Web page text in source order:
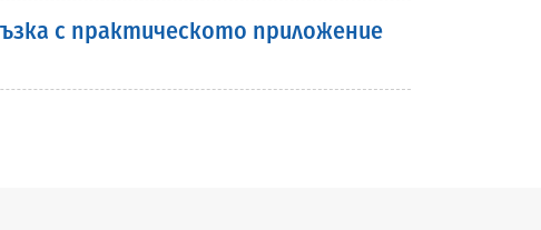
с практическото приложение